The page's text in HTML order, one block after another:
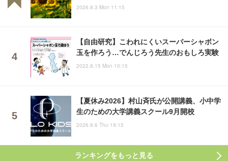
2026.8.3 Mon 11:15
【自由研究】こわれにくいスーパーシャボン
玉を作ろう…でんじろう先生のおもしろ実験
2022.8.15 Mon 10:15
【夏休み2026】村山斉氏が公開講義、小中学
生のための大学講義スクール9月開校
2026.8.6 Thu 19:15
ランキングをもっと見る